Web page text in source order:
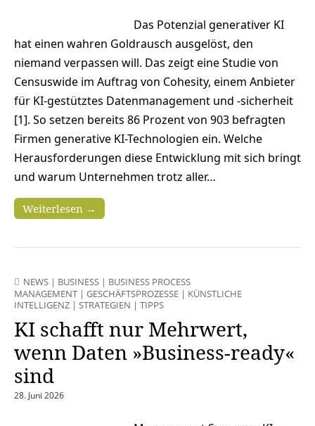
Das Potenzial generativer KI
hat einen wahren Goldrausch ausgelöst, den
niemand verpassen will. Das zeigt eine Studie von
Censuswide im Auftrag von Cohesity, einem Anbieter
für KI-gestütztes Datenmanagement und -sicherheit
[1]. So setzen bereits 86 Prozent von 903 befragten
Firmen generative KI-Technologien ein. Welche
Herausforderungen diese Entwicklung mit sich bringt
und warum Unternehmen trotz aller…
Weiterlesen →
NEWS | BUSINESS | BUSINESS PROCESS
MANAGEMENT | GESCHÄFTSPROZESSE | KÜNSTLICHE
INTELLIGENZ | STRATEGIEN | TIPPS
KI schafft nur Mehrwert,
wenn Daten »Business-ready«
sind
28. Juni 2026